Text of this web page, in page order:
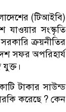
(টিআইবি)
যাওয়ার সংস্কৃতি
সরকারি ক্রয়নীতির
সফর অপরিহার্য
টাকার সাউন্ড
করেছে ? কেন